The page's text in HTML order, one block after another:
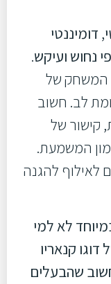
נחוש ועיקש.
המשחק של
לב. חשוב
של
המשמעת.
לאילוף להגנה
לא למי
קנאריו
שהבעלים